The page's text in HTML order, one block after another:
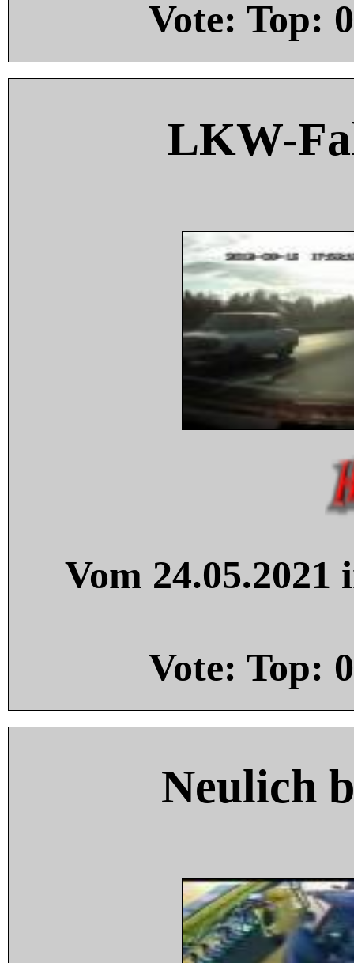
Vote: Top: 0
LKW-
Vom
Vote: Top: 0
Neulich